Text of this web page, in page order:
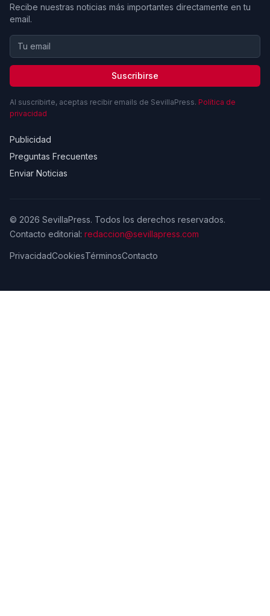
Recibe nuestras noticias más importantes directamente en tu
email.
Suscribirse
Al suscribirte, aceptas recibir emails de SevillaPress. Política de
privacidad
Publicidad
Preguntas Frecuentes
Enviar Noticias
© 2026 SevillaPress. Todos los derechos reservados.
Contacto editorial: redaccion@sevillapress.com
PrivacidadCookiesTérminosContacto